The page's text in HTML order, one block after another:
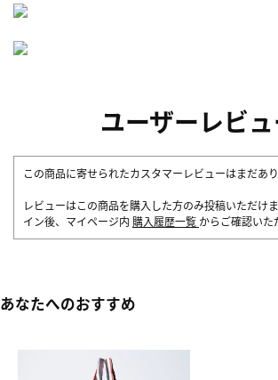
ユーザーレビ
この商品に寄せられたカスタマーレビューはまだあり
レビューはこの商品を購入した方のみ投稿いただけ
イン後、マイページ内 購入履歴一覧 からご確認いた
あなたへのおすすめ